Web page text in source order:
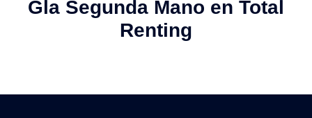
Gla Segunda Mano en Total
Renting